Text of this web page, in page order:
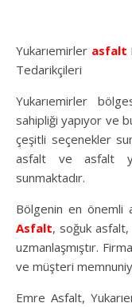
Yukarıemirler asfalt
Tedarikçileri
Yukarıemirler
sahipliği yapıyor ve
çeşitli seçenekler
asfalt ve asfalt
sunmaktadır.
Bölgenin en önemli
Asfalt, soğuk
uzmanlaşmıştır.
ve müşteri
Emre Asfalt,